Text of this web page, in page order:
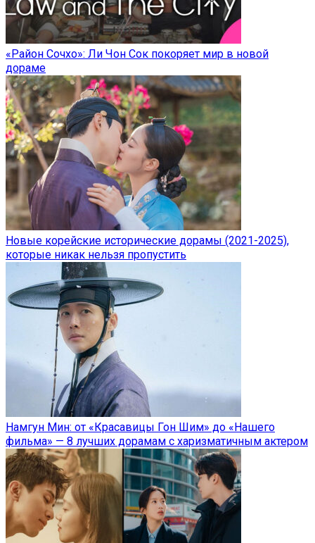
«Район Сочхо»: Ли Чон Сок покоряет мир в новой
дораме
Новые корейские исторические дорамы (2021-2025),
которые никак нельзя пропустить
Намгун Мин: от «Красавицы Гон Шим» до «Нашего
фильма» — 8 лучших дорамам с харизматичным актером